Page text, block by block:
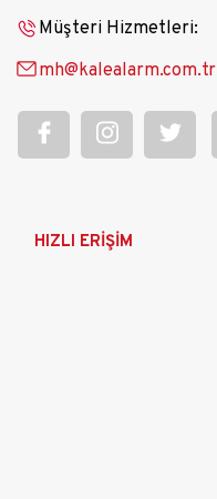
Müşteri Hizmetleri:
mh@kalealarm.com.tr
AnaHIZLI ERİŞİM